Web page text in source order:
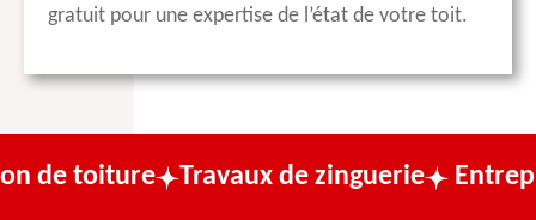
gratuit pour une expertise de l’état de votre toit.
Travaux de zinguerie Entreprise de